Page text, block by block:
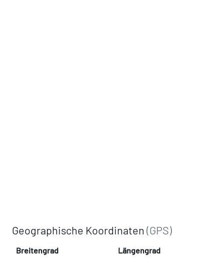
Geographische Koordinaten(GPS)
Breitengrad Längengrad